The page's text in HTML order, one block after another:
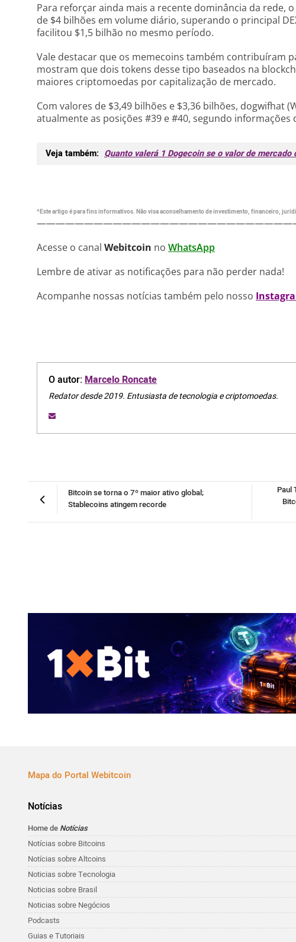
Para reforçar ainda mais a recente dominância da rede,
de $4 bilhões em volume diário, superando o principal
facilitou $1,5 bilhão no mesmo período.
Vale destacar que os memecoins também contribuíram
mostram que dois tokens desse tipo baseados na
maiores criptomoedas por capitalização de mercado.
Com valores de $3,49 bilhões e $3,36 bilhões, dogwifhat
atualmente as posições #39 e #40, segundo informações
Veja também: Quanto valerá 1 Dogecoin se o valor de mercado
*Este artigo é para fins informativos. Não visa aconselhamento de investimento, financeiro,
Acesse o canal Webitcoin no WhatsApp
Lembre de ativar as notificações para não perder nada!
Acompanhe nossas notícias também pelo nosso
O autor:Marcelo Roncate
Redator desde 2019. Entusiasta de tecnologia e criptomoedas.
Paul
Bitcoin se torna o 7º maior ativo global;
Stablecoins atingem recorde
Mapa do Portal Webitcoin
Notícias
Home de Notícias
Notícias sobre Bitcoins
Notícias sobre Altcoins
Noticias sobre Tecnologia
Noticias sobre Brasil
Noticias sobre Negócios
Podcasts
Guias e Tutoriais